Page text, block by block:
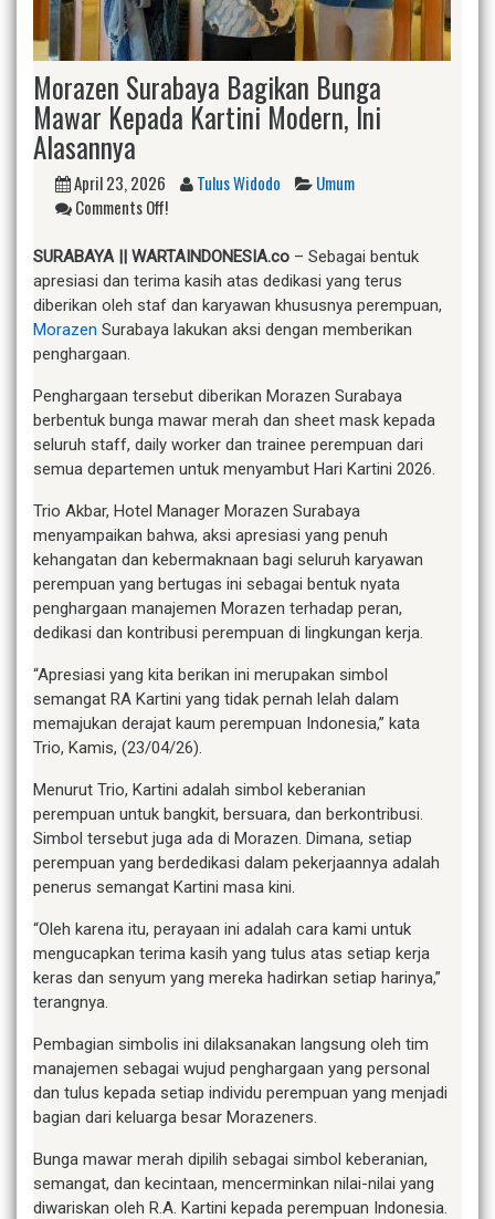
Morazen Surabaya Bagikan Bunga
Mawar Kepada Kartini Modern, Ini
Alasannya
April 23, 2026 Tulus Widodo
Umum
Comments Off!
SURABAYA || WARTAINDONESIA.co – Sebagai bentuk
apresiasi dan terima kasih atas dedikasi yang terus
diberikan oleh staf dan karyawan khususnya perempuan,
Morazen Surabaya lakukan aksi dengan memberikan
penghargaan.
Penghargaan tersebut diberikan Morazen Surabaya
berbentuk bunga mawar merah dan sheet mask kepada
seluruh staff, daily worker dan trainee perempuan dari
semua departemen untuk menyambut Hari Kartini 2026.
Trio Akbar, Hotel Manager Morazen Surabaya
menyampaikan bahwa, aksi apresiasi yang penuh
kehangatan dan kebermaknaan bagi seluruh karyawan
perempuan yang bertugas ini sebagai bentuk nyata
penghargaan manajemen Morazen terhadap peran,
dedikasi dan kontribusi perempuan di lingkungan kerja.
“Apresiasi yang kita berikan ini merupakan simbol
semangat RA Kartini yang tidak pernah lelah dalam
memajukan derajat kaum perempuan Indonesia,” kata
Trio, Kamis, (23/04/26).
Menurut Trio, Kartini adalah simbol keberanian
perempuan untuk bangkit, bersuara, dan berkontribusi.
Simbol tersebut juga ada di Morazen. Dimana, setiap
perempuan yang berdedikasi dalam pekerjaannya adalah
penerus semangat Kartini masa kini.
“Oleh karena itu, perayaan ini adalah cara kami untuk
mengucapkan terima kasih yang tulus atas setiap kerja
keras dan senyum yang mereka hadirkan setiap harinya,”
terangnya.
Pembagian simbolis ini dilaksanakan langsung oleh tim
manajemen sebagai wujud penghargaan yang personal
dan tulus kepada setiap individu perempuan yang menjadi
bagian dari keluarga besar Morazeners.
Bunga mawar merah dipilih sebagai simbol keberanian,
semangat, dan kecintaan, mencerminkan nilai-nilai yang
diwariskan oleh R.A. Kartini kepada perempuan Indonesia.